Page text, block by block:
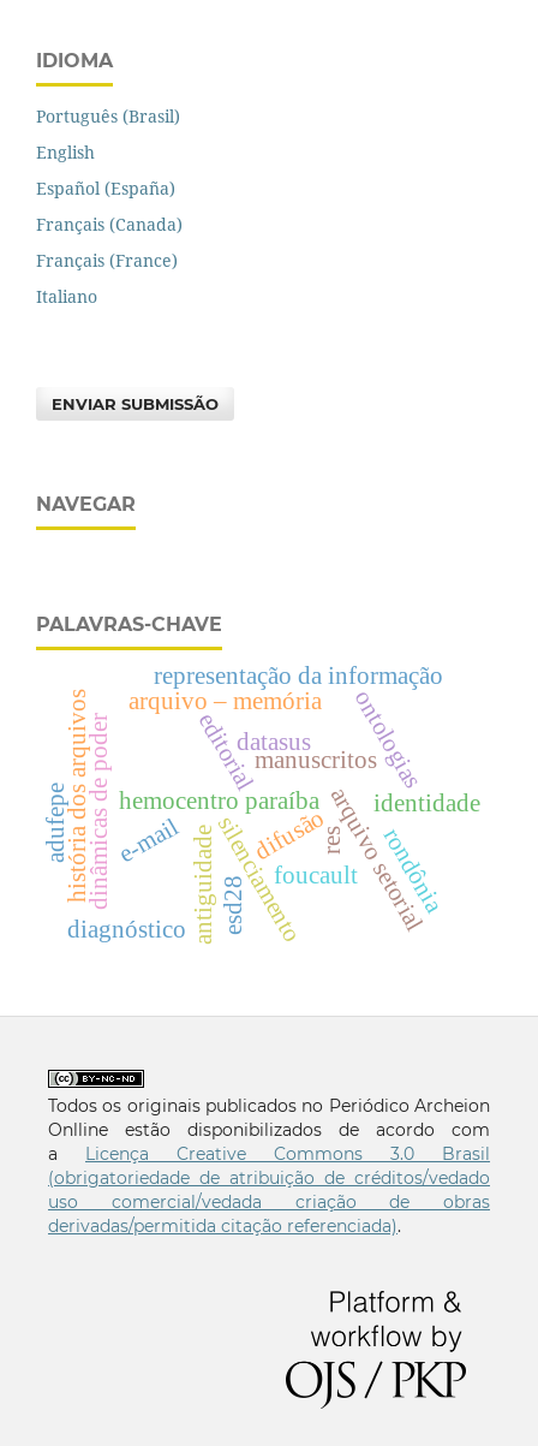
IDIOMA
Português (Brasil)
English
Español (España)
Français (Canada)
Français (France)
Italiano
ENVIAR SUBMISSÃO
NAVEGAR
PALAVRAS-CHAVE
hemocentro paraíba
editorialmanuscritos
silenciamento
dinâmicas de poder foucault
arquivo – memória
antiguidade
ontologias
arquivo setorial
diagnóstico
representação da informação
identidade
difusão
história dos arquivos e-mail res
esd28
datasus
rondônia
adufepe
Todos os originais publicados no Periódico Archeion
Onlline estão disponibilizados de acordo com
a Licença Creative Commons 3.0 Brasil
(obrigatoriedade de atribuição de créditos/vedado
uso comercial/vedada criação de obras
derivadas/permitida citação referenciada).